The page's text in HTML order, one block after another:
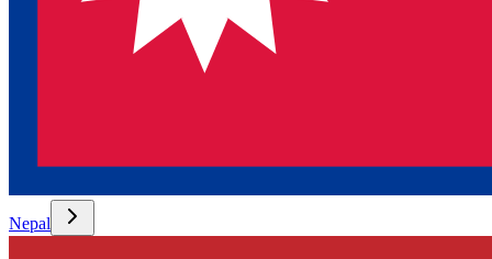
Nepal